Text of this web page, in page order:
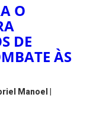
O
DE
ÀS
Manoel